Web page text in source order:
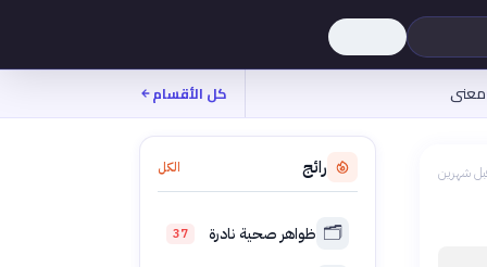
معنى كل الأقسام
شهرين رائج الكل
🗂️ ظواهر صحية نادرة 37